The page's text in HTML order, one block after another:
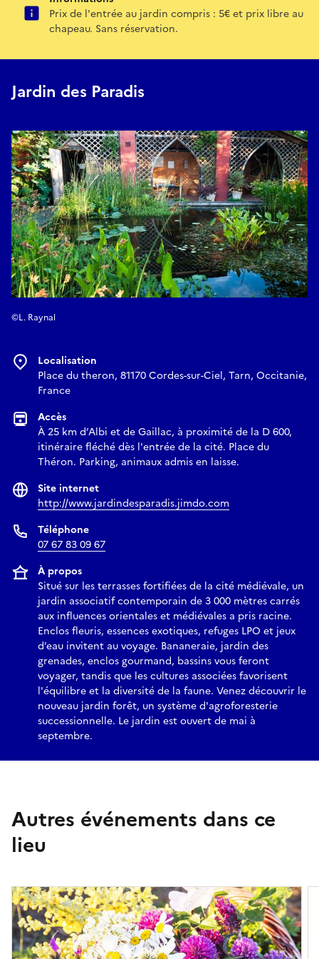
Prix de l'entrée au jardin compris : 5€ et prix libre au
chapeau. Sans réservation.
Jardin des Paradis
©L. Raynal
Localisation
Place du theron, 81170 Cordes-sur-Ciel, Tarn, Occitanie,
France
Accès
À 25 km d’Albi et de Gaillac, à proximité de la D 600,
itinéraire fléché dès l'entrée de la cité. Place du
Théron. Parking, animaux admis en laisse.
Site internet
http://www.jardindesparadis.jimdo.com
Téléphone
07 67 83 09 67
À propos
Situé sur les terrasses fortifiées de la cité médiévale, un
jardin associatif contemporain de 3 000 mètres carrés
aux influences orientales et médiévales a pris racine.
Enclos fleuris, essences exotiques, refuges LPO et jeux
d’eau invitent au voyage. Bananeraie, jardin des
grenades, enclos gourmand, bassins vous feront
voyager, tandis que les cultures associées favorisent
l'équilibre et la diversité de la faune. Venez découvrir le
nouveau jardin forêt, un système d'agroforesterie
successionnelle. Le jardin est ouvert de mai à
septembre.
Autres événements dans ce
lieu